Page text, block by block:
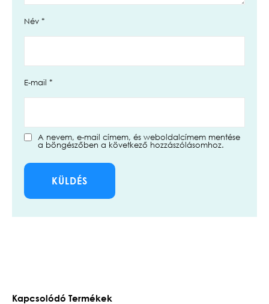
Kapcsolódó Termékek
Név *
E-mail *
A nevem, e-mail címem, és weboldalcímem mentése
a böngészőben a következő hozzászólásomhoz.